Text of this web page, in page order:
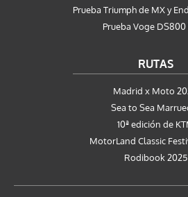
Prueba Triumph de MX y
Prueba Voge
RUTAS
Madrid x Moto
Sea to Sea
10ª edición de
MotorLand Classic
Rodibook 2025